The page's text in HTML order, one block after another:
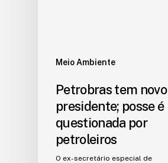
Meio Ambiente
Petrobras tem novo
presidente; posse é
questionada por
petroleiros
O ex-secretário especial de